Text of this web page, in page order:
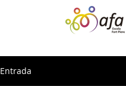
Entrada